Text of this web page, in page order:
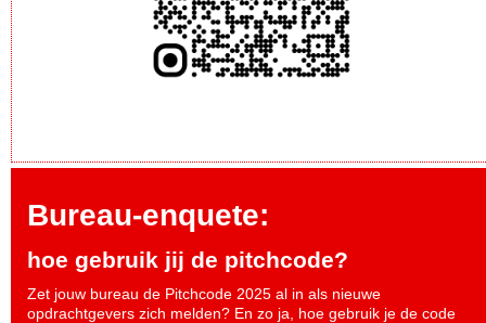
Bureau-enquete:
hoe gebruik jij de pitchcode?
Zet jouw bureau de Pitchcode 2025 al in als nieuwe
opdrachtgevers zich melden? En zo ja, hoe gebruik je de code